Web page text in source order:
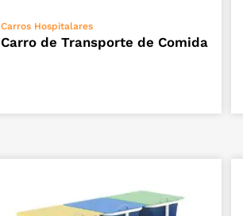
VER OPÇÕES
Carros Hospitalares
Carro de Transporte de Comida